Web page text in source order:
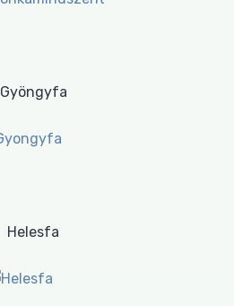
Gyöngyfa
Helesfa